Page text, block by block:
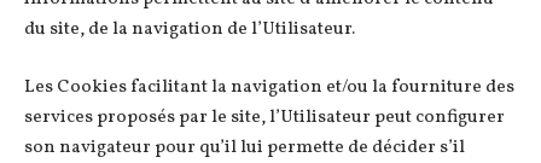
du site, de la navigation de l’Utilisateur.
Les Cookies facilitant la navigation et/ou la fourniture des
services proposés par le site, l’Utilisateur peut configurer
son navigateur pour qu’il lui permette de décider s’il